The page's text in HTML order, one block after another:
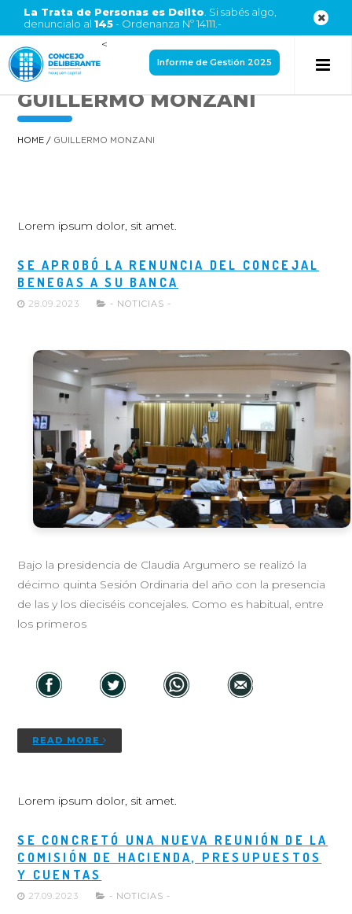
La Trata de Personas es Delito . Si sabés algo,
denuncialo al 145- Ordenanza Nº 14111.-
<
Informe de Gestión 2025
GUILLERMO MONZANI
HOME / GUILLERMO MONZANI
Lorem ipsum dolor, sit amet.
SE APROBÓ LA RENUNCIA DEL CONCEJAL
BENEGAS A SU BANCA
28.09.2023 - NOTICIAS -
Bajo la presidencia de Claudia Argumero se realizó la
décimo quinta Sesión Ordinaria del año con la presencia
de las y los dieciséis concejales. Como es habitual, entre
los primeros
READ MORE
Lorem ipsum dolor, sit amet.
SE CONCRETÓ UNA NUEVA REUNIÓN DE LA
COMISIÓN DE HACIENDA, PRESUPUESTOS
Y CUENTAS
27.09.2023 - NOTICIAS -